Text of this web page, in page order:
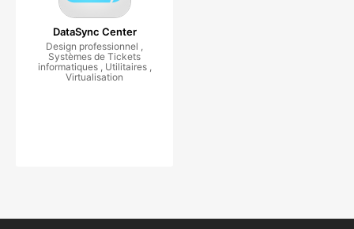
DataSync Center
Design professionnel ,
Systèmes de Tickets
informatiques , Utilitaires ,
Virtualisation